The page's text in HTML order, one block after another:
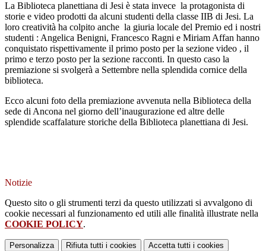
La Biblioteca planettiana di Jesi è stata invece la protagonista di
storie e video prodotti da alcuni studenti della classe IIB di Jesi. La
loro creatività ha colpito anche la giuria locale del Premio ed i nostri
studenti : Angelica Benigni, Francesco Ragni e Miriam Affan hanno
conquistato rispettivamente il primo posto per la sezione video , il
primo e terzo posto per la sezione racconti. In questo caso la
premiazione si svolgerà a Settembre nella splendida cornice della
biblioteca.
Ecco alcuni foto della premiazione avvenuta nella Biblioteca della
sede di Ancona nel giorno dell’inaugurazione ed altre delle
splendide scaffalature storiche della Biblioteca planettiana di Jesi.
Notizie
Questo sito o gli strumenti terzi da questo utilizzati si avvalgono di
cookie necessari al funzionamento ed utili alle finalità illustrate nella
COOKIE POLICY.
Personalizza Rifiuta tutti i cookies Accetta tutti i cookies